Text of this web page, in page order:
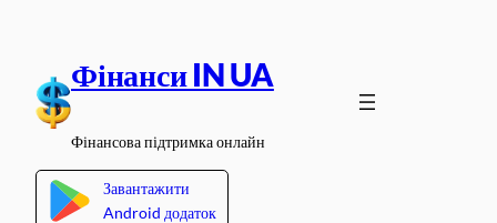
вмісту
Фінанси IN UA
Фінансова підтримка онлайн
Завантажити
Android додаток